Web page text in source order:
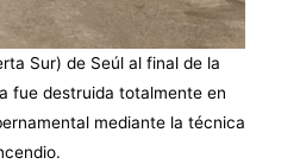
Sur) de Seúl al final de la
fue destruida totalmente en
mediante la técnica